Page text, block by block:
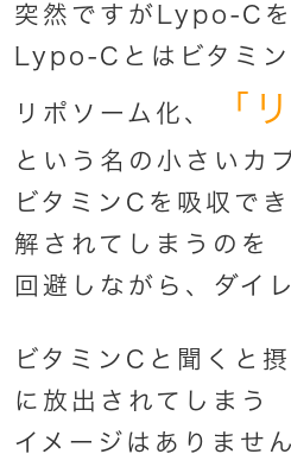
突然ですがLypo-Cを
Lypo-Cとはビタミ
リポソーム化、 「
という名の小さいカ
ビタミンCを吸収で
解されてしまうのを
回避しながら、ダイ
ビタミンCと聞くと
に放出されてしまう
イメージはありませ